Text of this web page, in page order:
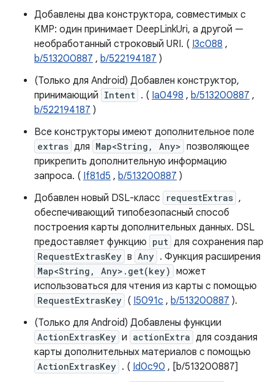
Добавлены два конструктора, совместимых с
KMP: один принимает DeepLinkUri, а другой —
необработанный строковый URI. ( I3c088 ,
b/513200887 , b/522194187 )
(Только для Android) Добавлен конструктор,
принимающий Intent . ( Ia0498 , b/513200887 ,
b/522194187 )
Все конструкторы имеют дополнительное поле
extras для Map<String, Any> позволяющее
прикрепить дополнительную информацию
запроса. ( If81d5 , b/513200887 )
Добавлен новый DSL-класс
requestExtras ,
обеспечивающий типобезопасный способ
построения карты дополнительных данных. DSL
предоставляет функцию put для сохранения пар
RequestExtrasKey в Any . Функция расширения
Map<String, Any>.get(key) может
использоваться для чтения из карты с помощью
RequestExtrasKey ( I5091c , b/513200887 ).
(Только для Android) Добавлены функции
ActionExtrasKey и actionExtra для создания
карты дополнительных материалов с помощью
ActionExtrasKey . ( Id0c90 , [b/513200887]